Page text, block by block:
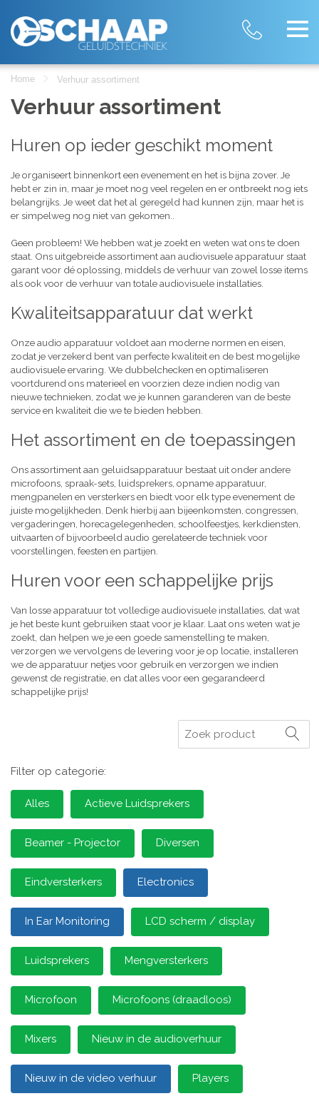
Home Verhuur assortiment
Verhuur assortiment
Huren op ieder geschikt moment
Je organiseert binnenkort een evenement en het is bijna zover. Je
hebt er zin in, maar je moet nog veel regelen en er ontbreekt nog iets
belangrijks. Je weet dat het al geregeld had kunnen zijn, maar het is
er simpelweg nog niet van gekomen..
Geen probleem! We hebben wat je zoekt en weten wat ons te doen
staat. Ons uitgebreide assortiment aan audiovisuele apparatuur staat
garant voor dé oplossing, middels de verhuur van zowel losse items
als ook voor de verhuur van totale audiovisuele installaties.
Kwaliteitsapparatuur dat werkt
Onze audio apparatuur voldoet aan moderne normen en eisen,
zodat je verzekerd bent van perfecte kwaliteit en de best mogelijke
audiovisuele ervaring. We dubbelchecken en optimaliseren
voortdurend ons materieel en voorzien deze indien nodig van
nieuwe technieken, zodat we je kunnen garanderen van de beste
service en kwaliteit die we te bieden hebben.
Het assortiment en de toepassingen
Ons assortiment aan geluidsapparatuur bestaat uit onder andere
microfoons, spraak-sets, luidsprekers, opname apparatuur,
mengpanelen en versterkers en biedt voor elk type evenement de
juiste mogelijkheden. Denk hierbij aan bijeenkomsten, congressen,
vergaderingen, horecagelegenheden, schoolfeestjes, kerkdiensten,
uitvaarten of bijvoorbeeld audio gerelateerde techniek voor
voorstellingen, feesten en partijen.
Huren voor een schappelijke prijs
Van losse apparatuur tot volledige audiovisuele installaties, dat wat
je het beste kunt gebruiken staat voor je klaar. Laat ons weten wat je
zoekt, dan helpen we je een goede samenstelling te maken,
verzorgen we vervolgens de levering voor je op locatie, installeren
we de apparatuur netjes voor gebruik en verzorgen we indien
gewenst de registratie, en dat alles voor een gegarandeerd
schappelijke prijs!
Zoeken
Filter op categorie:
Alles Actieve Luidsprekers
Beamer - Projector Diversen
Eindversterkers Electronics
In Ear Monitoring LCD scherm / display
Luidsprekers Mengversterkers
Microfoon Microfoons (draadloos)
Mixers Nieuw in de audioverhuur
Nieuw in de video verhuur Players